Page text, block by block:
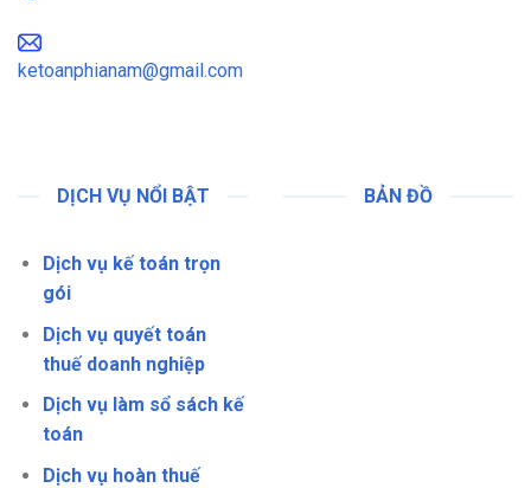
ketoanphianam@gmail.com
DỊCH VỤ NỔI BẬT
Dịch vụ kế toán trọn
gói
Dịch vụ quyết toán
thuế doanh nghiệp
Dịch vụ làm sổ sách kế
toán
Dịch vụ hoàn thuế
BẢN ĐỒ